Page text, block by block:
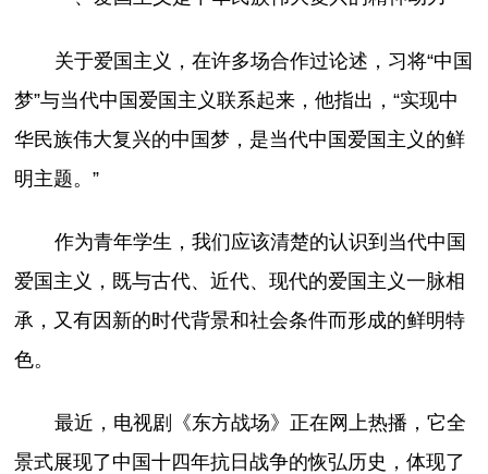
关于爱国主义，在许多场合作过论述，习将“中国
梦”与当代中国爱国主义联系起来，他指出，“实现中
华民族伟大复兴的中国梦，是当代中国爱国主义的鲜
明主题。”
作为青年学生，我们应该清楚的认识到当代中国
爱国主义，既与古代、近代、现代的爱国主义一脉相
承，又有因新的时代背景和社会条件而形成的鲜明特
色。
最近，电视剧《东方战场》正在网上热播，它全
景式展现了中国十四年抗日战争的恢弘历史，体现了